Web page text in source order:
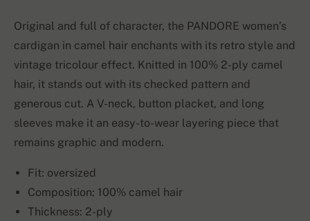
Original and full of character, the PANDORE women’s
cardigan in camel hair enchants with its retro style and
vintage tricolour effect. Knitted in 100% 2-ply camel
hair, it stands out with its checked pattern and
generous cut. A V-neck, button placket, and long
sleeves make it an easy-to-wear layering piece that
remains graphic and modern.
Fit: oversized
Composition: 100% camel hair
Thickness: 2-ply